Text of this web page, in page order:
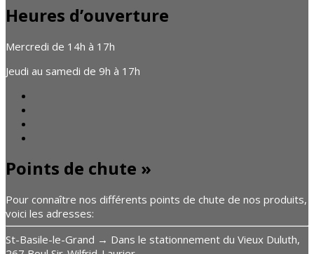
Heures d’ouverture
Mercredi de 14h à 17h
Jeudi au samedi de 9h à 17h
Points de chute »
Pour connaître nos différents points de chute de nos produits,
voici les adresses:
St-Basile-le-Grand → Dans le stationnement du Vieux Duluth,